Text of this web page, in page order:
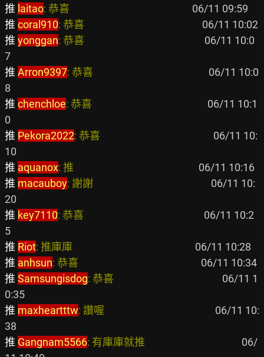
推 laitao: 恭喜
推 coral910: 恭喜
推 yonggan: 恭喜
06/11 10:0
推 Arron9397: 恭喜
06/11 10:0
推 chenchloe: 恭喜
06/11 10:1
推 Pekora2022: 恭喜
06/11 10:
推 aquanox: 推
推 macauboy: 謝謝
06/11 10:
推 key7110: 恭喜
06/11 10:2
推 Riot: 推庫庫
推 anhsun: 恭喜
推 Samsungisdog: 恭喜
06/11 1
推 maxheartttw: 讚喔
06/11 10:
推 Gangnam5566: 有庫庫就推
06/